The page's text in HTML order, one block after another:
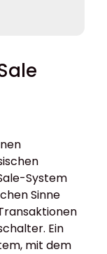
System
Sinne
Ein
mit dem